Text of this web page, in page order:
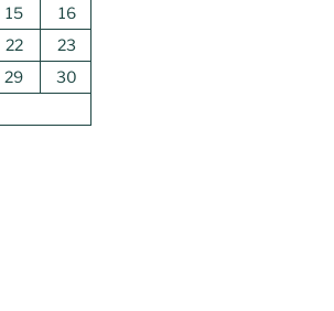
15
16
22
23
29
30